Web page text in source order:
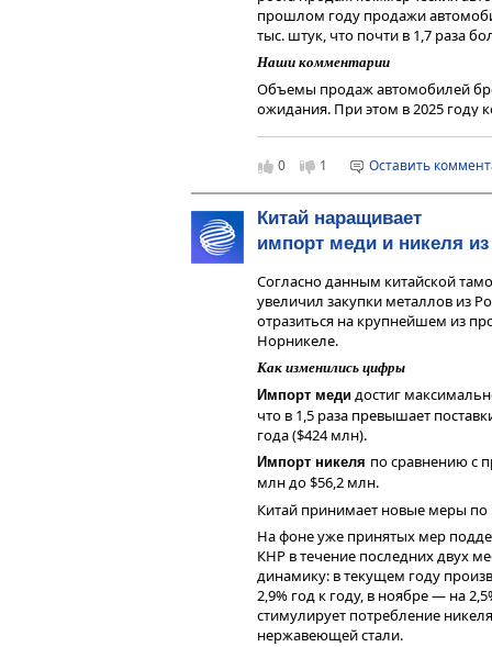
финансовых инструментов.
Динамика выручки компании
что в основном связано с
низким содержанием золота.
планирует запустить
Хвойное с выходом в 2026 году
По сравнению с другими
торгуются на бирже, у компании
более низкой маржинальности
виде золотых облигаций, что
Селигдара на фоне высокой
На наш взгляд, в настоящее
рынком.
Чтобы инвестировать в акции
сервисеГазпромбанк Инвестиции
Читайте последние новости и
—Газпромбанк Инвестиции
прошлом году продажи
тыс. штук, что почти в 1,7 раза
Наши комментарии
Объемы продаж автомобилей
ожидания. При этом в 2025 году
В первой половине текущего
флагманской модели бренда в
будет комплектоваться
кабины, улучшится эргономика,
возможность приобретения
коробкой передач.
На рынок компактных грузовых
которая используется для
пикапов будет дополнена
дополнительными опциями. В
активно развивать семейства
грузовиков Sollers TR,
На фоне существенного роста
остаются в списке наших
Чтобы инвестировать в акции
сервисеГазпромбанк Инвестиции
Читайте последние новости и
—Газпромбанк Инвестиции
0 1 Оставить
Китай наращивает
импорт меди и никеля
Согласно данным китайской
увеличил закупки металлов из
отразиться на крупнейшем из
Норникеле.
Как изменились цифры
Импорт меди достиг
что в 1,5 раза превышает
года ($424 млн).
Импорт никеля по сравнению с
млн до $56,2 млн.
Китай принимает новые меры
На фоне уже принятых мер
КНР в течение последних двух
динамику: в текущем году
2,9% год к году, в ноябре — на
стимулирует потребление
нержавеющей стали.